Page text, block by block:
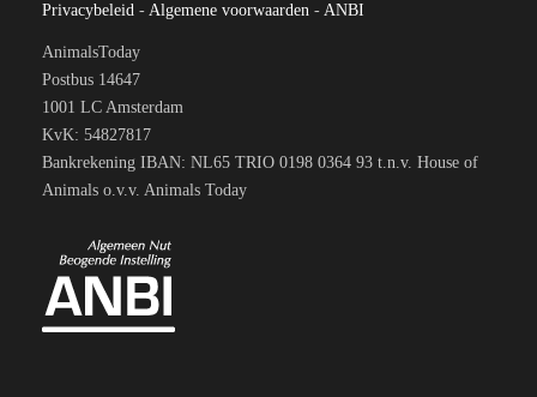
Privacybeleid - Algemene voorwaarden - ANBI
AnimalsToday
Postbus 14647
1001 LC Amsterdam
KvK: 54827817
Bankrekening IBAN: NL65 TRIO 0198 0364 93 t.n.v. House of
Animals o.v.v. Animals Today